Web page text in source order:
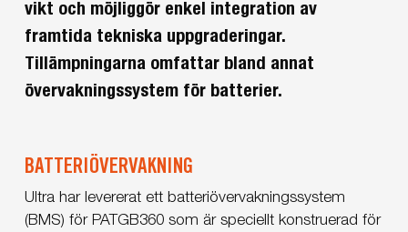
vikt och möjliggör enkel integration av
framtida tekniska uppgraderingar.
Tillämpningarna omfattar bland annat
övervakningssystem för batterier.
BATTERIÖVERVAKNING
Ultra har levererat ett batteriövervakningssystem
(BMS) för PATGB360 som är speciellt konstruerad för